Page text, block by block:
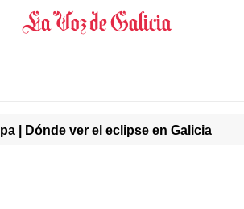
| Dónde ver el eclipse en Galicia